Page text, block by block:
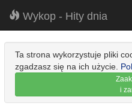
Wykop - Hity dnia
Ta strona wykorzystuje pliki
zgadzasz się na ich użycie.
i